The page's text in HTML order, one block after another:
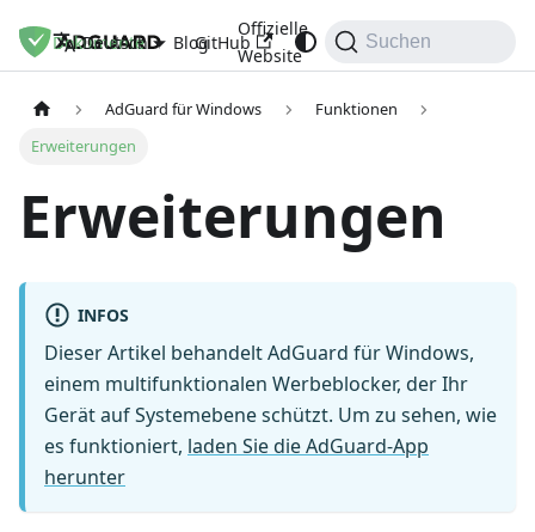
Dokumente Blog
Offizielle
Website
Deutsch GitHub Suchen
AdGuard für Windows
Funktionen
Erweiterungen
Erweiterungen
INFOS
Dieser Artikel behandelt AdGuard für Windows,
einem multifunktionalen Werbeblocker, der Ihr
Gerät auf Systemebene schützt. Um zu sehen, wie
es funktioniert, laden Sie die AdGuard-App
herunter